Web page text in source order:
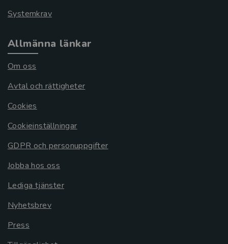
Systemkrav
Allmänna länkar
Om oss
Avtal och rättigheter
Cookies
Cookieinställningar
GDPR och personuppgifter
Jobba hos oss
Lediga tjänster
Nyhetsbrev
Press